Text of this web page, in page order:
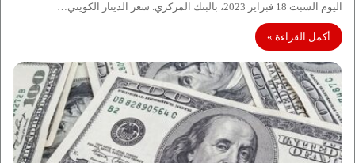
اليوم السبت 18 فبراير 2023، بالبنك المركزي. سعر الدينار الكويتي…
أكمل القراءة »